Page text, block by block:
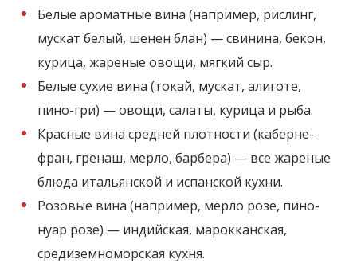
Белые ароматные вина (например, рислинг,
мускат белый, шенен блан) — свинина, бекон,
курица, жареные овощи, мягкий сыр.
Белые сухие вина (токай, мускат, алиготе,
пино-гри) — овощи, салаты, курица и рыба.
Красные вина средней плотности (каберне-
фран, гренаш, мерло, барбера) — все жареные
блюда итальянской и испанской кухни.
Розовые вина (например, мерло розе, пино-
нуар розе) — индийская, марокканская,
средиземноморская кухня.